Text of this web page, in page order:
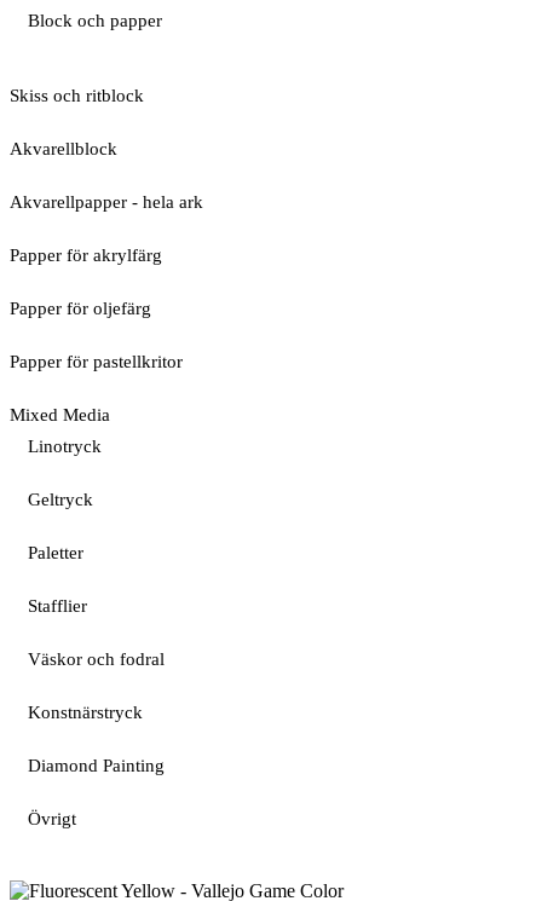
Block och papper
Skiss och ritblock
Akvarellblock
Akvarellpapper - hela ark
Papper för akrylfärg
Papper för oljefärg
Papper för pastellkritor
Mixed Media
Linotryck
Geltryck
Paletter
Stafflier
Väskor och fodral
Konstnärstryck
Diamond Painting
Övrigt